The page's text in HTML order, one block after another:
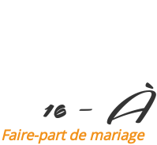
16 –
Faire-part de mariage